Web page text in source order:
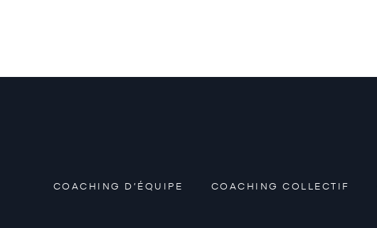
COACHING D’ÉQUIPE COACHING COLLECTIF